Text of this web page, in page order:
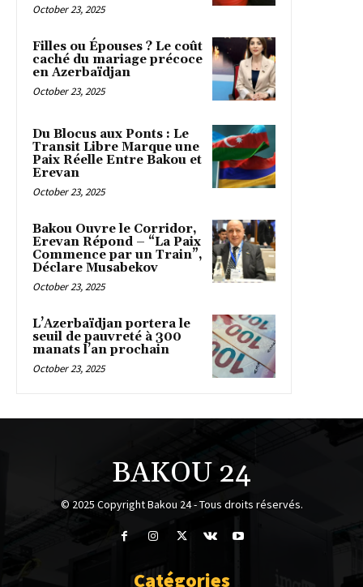
October 23, 2025
Filles ou Épouses ? Le coût
caché du mariage précoce
en Azerbaïdjan
October 23, 2025
Du Blocus aux Ponts : Le
Transit Libre Marque une
Paix Réelle Entre Bakou et
Erevan
October 23, 2025
Bakou Ouvre le Corridor,
Erevan Répond – “La Paix
Commence par un Train”,
Déclare Musabekov
October 23, 2025
L’Azerbaïdjan portera le
seuil de pauvreté à 300
manats l’an prochain
October 23, 2025
BAKOU 24
© 2025 Copyright Bakou 24 - Tous droits réservés.
Catégories